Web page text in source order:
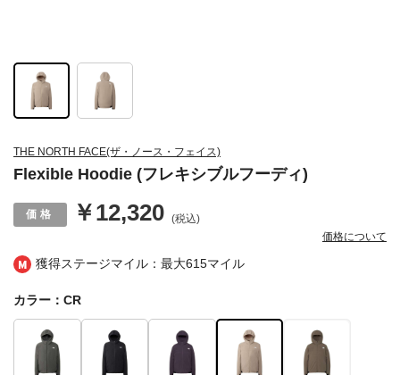
獲得ステージマイル：最大615マイル
THE NORTH FACE(ザ・ノース・フェイス)
Flexible Hoodie (フレキシブルフーディ)
￥12,320 (税込)
価格について
カラー：CR